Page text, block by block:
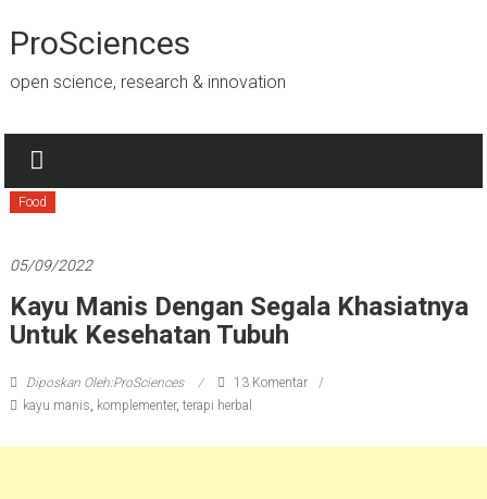
ke
konten
ProSciences
open science, research & innovation
Food
05/09/2022
Kayu Manis Dengan Segala Khasiatnya
Untuk Kesehatan Tubuh
Diposkan Oleh:ProSciences
13 Komentar
kayu manis, komplementer, terapi herbal